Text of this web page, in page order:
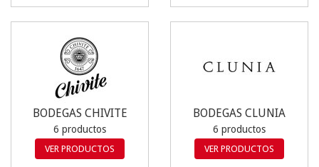
BODEGAS CHIVITE
6 productos
VER PRODUCTOS
BODEGAS CLUNIA
6 productos
VER PRODUCTOS